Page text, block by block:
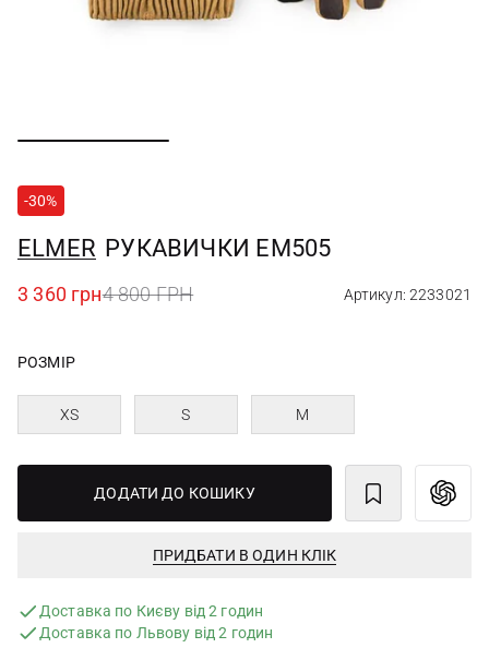
-30%
ELMER РУКАВИЧКИ EM505
3 360 грн4 800 ГРН Артикул: 2233021
РОЗМІР
XS S M
ДОДАТИ ДО КОШИКУ
ПРИДБАТИ В ОДИН КЛІК
Доставка по Києву від 2 годин
Доставка по Львову від 2 годин